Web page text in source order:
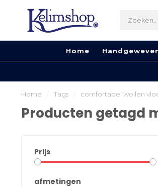
Home
Home Tags comfortabel wollen
Producten getagd
Prijs
afmetingen